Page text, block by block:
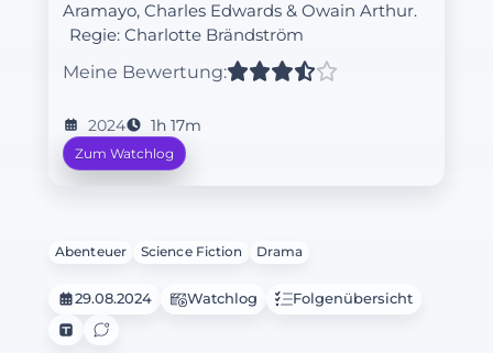
Aramayo, Charles Edwards & Owain Arthur.
Regie: Charlotte Brändström
Meine Bewertung:
2024 1h 17m
Zum Watchlog
Abenteuer Science Fiction Drama
29.08.2024 Watchlog Folgenübersicht